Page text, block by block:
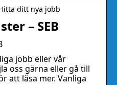
ditt nya jobb
– SEB
jobb eller vår
oss gärna eller gå till
att läsa mer. Vanliga